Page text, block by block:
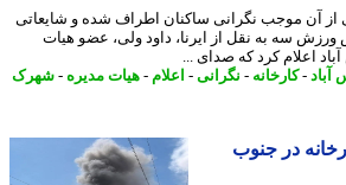
موجب نگرانی ساکنان اطراف شده و شایعاتی
سه به نقل از ایرنا، داود ولی، عضو هیات
کرد که صدای ...
- کارخانه -نگرانی- اعلام -هیات مدیره-شهرک
در جنوب